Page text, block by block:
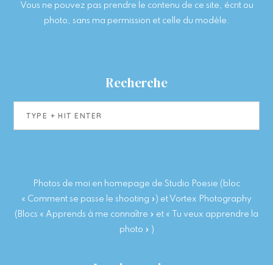
Vous ne pouvez pas prendre le contenu de ce site, écrit ou
photo, sans ma permission et celle du modèle.
Recherche
Photos de moi en homepage de Studio Poesie (bloc
« Comment se passe le shooting ») et Vortex Photography
(Blocs « Apprends à me connaître » et « Tu veux apprendre la
photo » )